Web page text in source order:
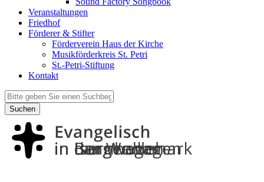
Veranstaltungen
Friedhof
Förderer & Stifter
Förderverein Haus der Kirche
Musikförderkreis St. Petri
St.-Petri-Stiftung
Kontakt
Suchen